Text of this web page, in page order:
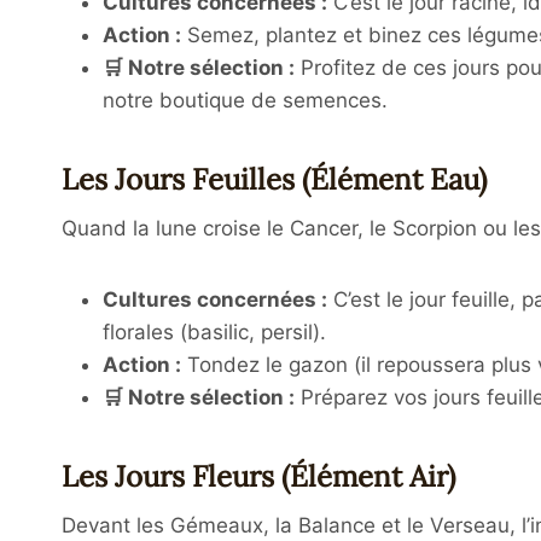
Action : Semez, plantez et binez ces
🛒 Notre sélection : Profitez de ces jours
notre boutique de semences.
Les Jours Feuilles (Élément Eau)
Quand la lune croise le Cancer, le Scorpion ou
Cultures concernées : C’est le jour feuille,
florales (basilic, persil).
Action : Tondez le gazon (il repoussera
🛒 Notre sélection : Préparez vos jours
Les Jours Fleurs (Élément Air)
Devant les Gémeaux, la Balance et le Verseau,